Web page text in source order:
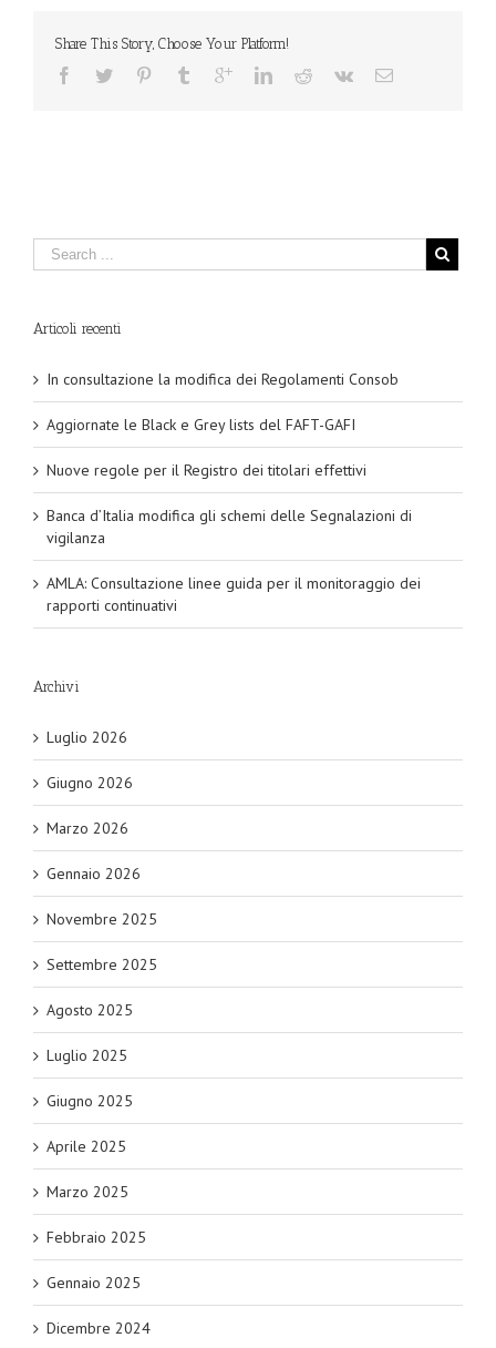
Share This Story, Choose Your Platform!
Articoli recenti
In consultazione la modifica dei Regolamenti Consob
Aggiornate le Black e Grey lists del FAFT-GAFI
Nuove regole per il Registro dei titolari effettivi
Banca d’Italia modifica gli schemi delle Segnalazioni di
vigilanza
AMLA: Consultazione linee guida per il monitoraggio dei
rapporti continuativi
Archivi
Luglio 2026
Giugno 2026
Marzo 2026
Gennaio 2026
Novembre 2025
Settembre 2025
Agosto 2025
Luglio 2025
Giugno 2025
Aprile 2025
Marzo 2025
Febbraio 2025
Gennaio 2025
Dicembre 2024